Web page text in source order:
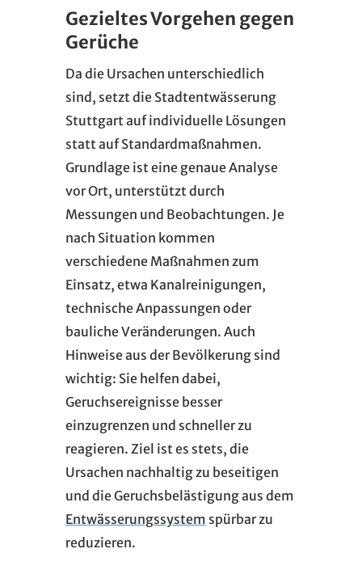
Gezieltes Vorgehen gegen
Gerüche
Da die Ursachen unterschiedlich
sind, setzt die Stadtentwässerung
Stuttgart auf individuelle Lösungen
statt auf Standardmaßnahmen.
Grundlage ist eine genaue Analyse
vor Ort, unterstützt durch
Messungen und Beobachtungen. Je
nach Situation kommen
verschiedene Maßnahmen zum
Einsatz, etwa Kanalreinigungen,
technische Anpassungen oder
bauliche Veränderungen. Auch
Hinweise aus der Bevölkerung sind
wichtig: Sie helfen dabei,
Geruchsereignisse besser
einzugrenzen und schneller zu
reagieren. Ziel ist es stets, die
Ursachen nachhaltig zu beseitigen
und die Geruchsbelästigung aus dem
Entwässerungssystem spürbar zu
reduzieren.